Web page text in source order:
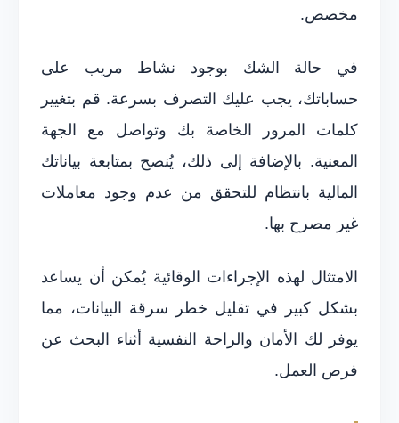
مخصص.
في حالة الشك بوجود نشاط مريب على
حساباتك، يجب عليك التصرف بسرعة. قم بتغيير
كلمات المرور الخاصة بك وتواصل مع الجهة
المعنية. بالإضافة إلى ذلك، يُنصح بمتابعة بياناتك
المالية بانتظام للتحقق من عدم وجود معاملات
غير مصرح بها.
الامتثال لهذه الإجراءات الوقائية يُمكن أن يساعد
بشكل كبير في تقليل خطر سرقة البيانات، مما
يوفر لك الأمان والراحة النفسية أثناء البحث عن
فرص العمل.